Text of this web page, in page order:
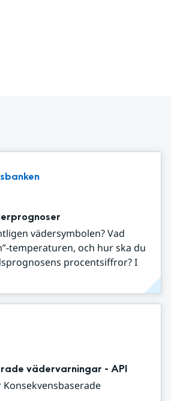
vädersymbolen? Vad
temperaturen, och hur ska du
procentsiffror? I
vädervarningar - API
Konsekvensbaserade